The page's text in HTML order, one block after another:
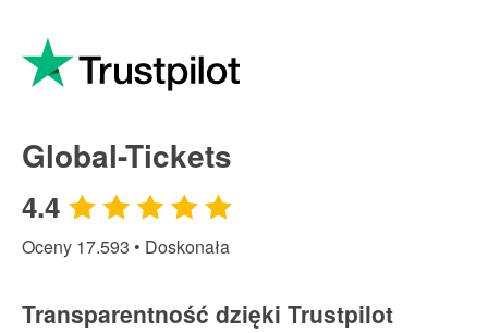
Wiarygodność dzięki Ausgezeichnet.org
szyfrowaniu SSL
Global-Tickets
4.4
Oceny 17.593 • Doskonała
Transparentność dzięki Trustpilot